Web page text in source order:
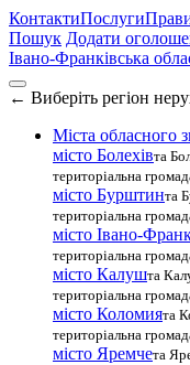
КонтактиПослуги
Пошук Додати
Івано-Франківська
← Виберіть регіон
Міста обласного
місто Болехівта
територіальна
місто Бурштинта
територіальна
місто Івано-
територіальна
місто Калушта
територіальна
місто Коломията
територіальна
місто Яремчета